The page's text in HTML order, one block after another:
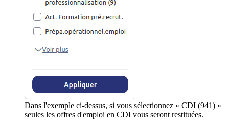
Dans l'exemple ci-dessus, si vous sélectionnez « CDI (941) »
seules les offres d'emploi en CDI vous seront restituées.